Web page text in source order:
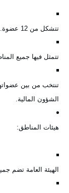
تتشكل من 12 عضوة
تتمثل فيها جميع
تنتخب من بين
الشؤون المالية
هيئات المناطق:
الهيئة العامة تضم